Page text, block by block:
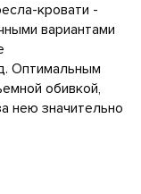
кровати -
вариантами
Оптимальным
обивкой,
нею значительно